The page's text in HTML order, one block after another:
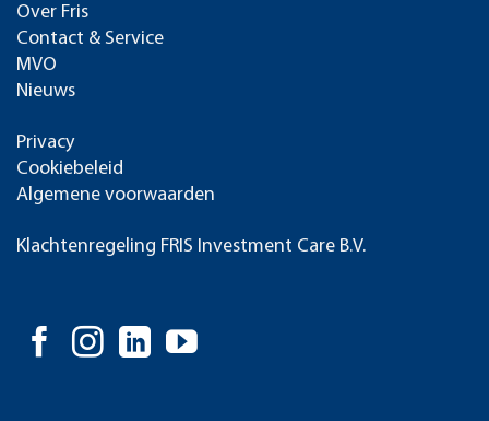
Over Fris
Contact & Service
MVO
Nieuws
Privacy
Cookiebeleid
Algemene voorwaarden
Klachtenregeling FRIS Investment Care B.V.